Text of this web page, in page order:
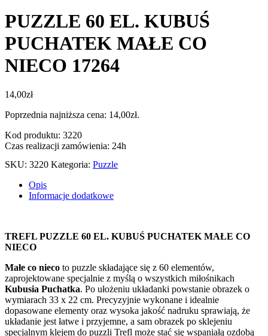
PUZZLE 60 EL. KUBUŚ
PUCHATEK MAŁE CO
NIECO 17264
14,00zł
Poprzednia najniższa cena: 14,00zł.
Kod produktu: 3220
Czas realizacji zamówienia: 24h
SKU: 3220 Kategoria: Puzzle
Opis
Informacje dodatkowe
TREFL PUZZLE 60 EL. KUBUŚ PUCHATEK MAŁE CO
NIECO
Małe co nieco to puzzle składające się z 60 elementów,
zaprojektowane specjalnie z myślą o wszystkich miłośnikach
Kubusia Puchatka. Po ułożeniu układanki powstanie obrazek o
wymiarach 33 x 22 cm. Precyzyjnie wykonane i idealnie
dopasowane elementy oraz wysoka jakość nadruku sprawiają, że
układanie jest łatwe i przyjemne, a sam obrazek po sklejeniu
specjalnym klejem do puzzli Trefl może stać się wspaniałą ozdobą